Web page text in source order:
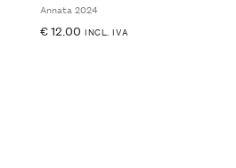
Annata 2024
€12.00 INCL. IVA